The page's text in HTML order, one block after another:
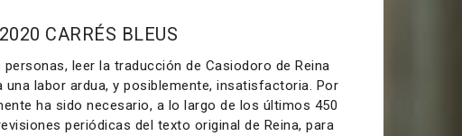
CARRÉS BLEUS
personas, leer la traducción de Casiodoro de Reina
una labor ardua, y posiblemente, insatisfactoria. Por
ha sido necesario, a lo largo de los últimos 450
periódicas del texto original de Reina, para